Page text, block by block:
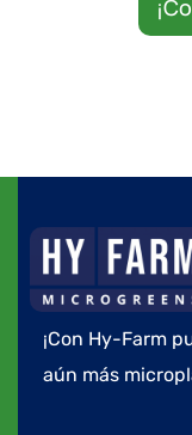
¡Con Hy-Farm
aún más